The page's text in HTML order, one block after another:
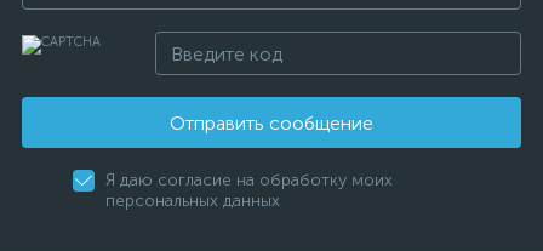
Отправить сообщение
Я даю согласие на обработку моих
персональных данных